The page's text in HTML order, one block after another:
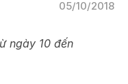
05/10/2018
ngày 10 đến